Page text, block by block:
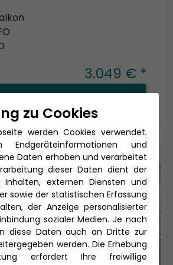
3.049 € *
zu Cookies
werden Cookies verwendet.
Endgeräteinformationen und
Daten erhoben und verarbeitet
dieser Daten dient der
Inhalten, externen Diensten und
sowie der statistischen Erfassung
der Anzeige personalisierter
sozialer Medien. Je nach
diese Daten auch an Dritte zur
werden. Die Erhebung
erfordert Ihre freiwillige